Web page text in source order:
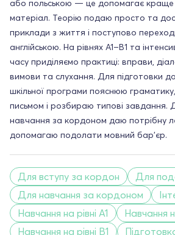
або польською — це допомагає краще
матеріал. Теорію подаю просто та
приклади з життя і поступово
англійською. На рівнях A1–B1 та
часу приділяємо практиці: вправи,
вимови та слухання. Для підготовки
шкільної програми пояснюю
письмом і розбираю типові завдання.
навчання за кордоном даю потрібну
допомагаю подолати мовний бар’єр.
Для вступу за кордон
Для
Для навчання за кордоном
Навчання на рівні A1
Навчання
Навчання на рівні B1